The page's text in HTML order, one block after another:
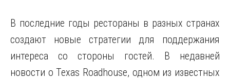
В последние годы рестораны в разных странах
создают новые стратегии для поддержания
интереса со стороны гостей. В недавней
новости о Texas Roadhouse, одном из известных